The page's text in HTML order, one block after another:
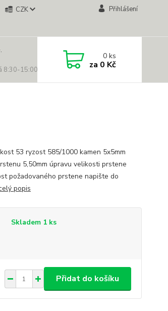
CZK Přihlášení
15:00 hod.)
0ks
za 0 Kč
53 ryzost 585/1000 kamen 5x5mm
5,50mm úpravu velikosti prstene
požadovaného prstene napište do
popis
Skladem 1 ks
Přidat do košíku